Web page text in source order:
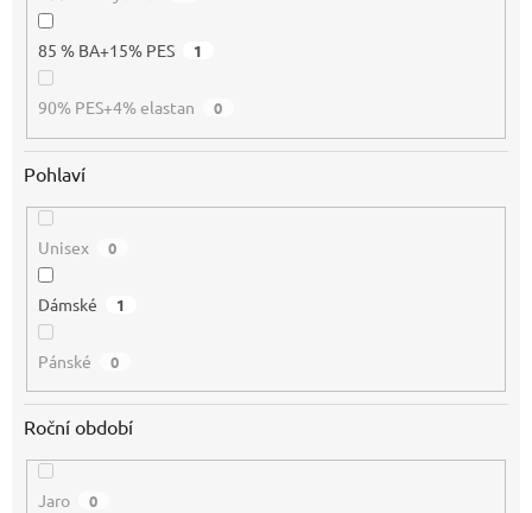
85 % BA+15% PES 1
90% PES+4% elastan 0
Pohlaví
Unisex 0
Dámské 1
Pánské 0
Roční období
Jaro 0